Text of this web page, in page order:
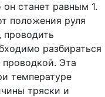
станет равным 1.
положения руля
проводить
разбираться
Эта
температуре
тряски и